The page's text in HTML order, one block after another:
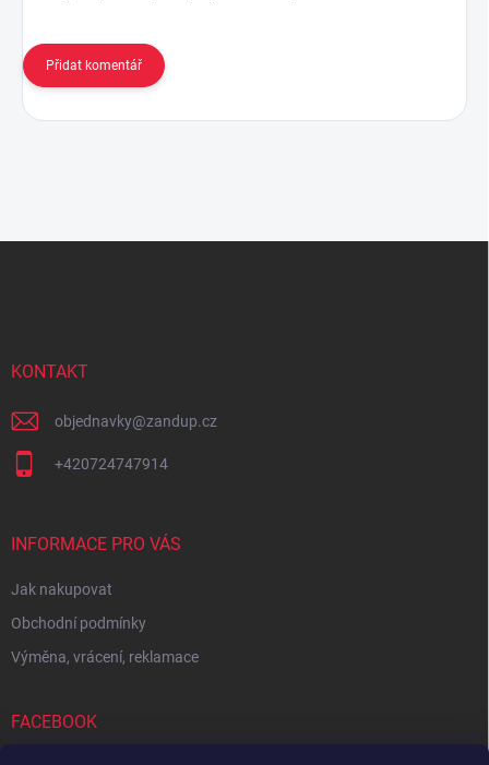
Přidat komentář
KONTAKT
objednavky@zandup.cz
+420724747914
INFORMACE PRO VÁS
Jak nakupovat
Obchodní podmínky
Výměna, vrácení, reklamace
FACEBOOK